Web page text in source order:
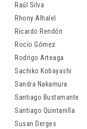
Raúl Silva
Rhony Alhalel
Ricardo Rendón
Rocío Gómez
Rodrigo Arteaga
Sachiko Kobayashi
Sandra Nakamura
Santiago Bustamante
Santiago Quintanilla
Susan Derges